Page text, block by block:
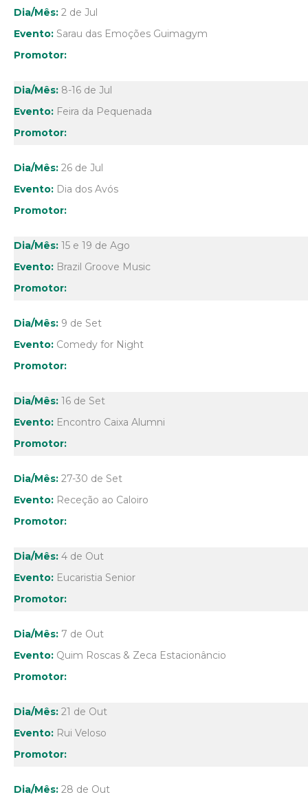
2 de Jul
Sarau das Emoções Guimagym
8-16 de Jul
Feira da Pequenada
26 de Jul
Dia dos Avós
15 e 19 de Ago
Brazil Groove Music
9 de Set
Comedy for Night
16 de Set
Encontro Caixa Alumni
27-30 de Set
Receção ao Caloiro
4 de Out
Eucaristia Senior
7 de Out
Quim Roscas & Zeca Estacionâncio
21 de Out
Rui Veloso
28 de Out